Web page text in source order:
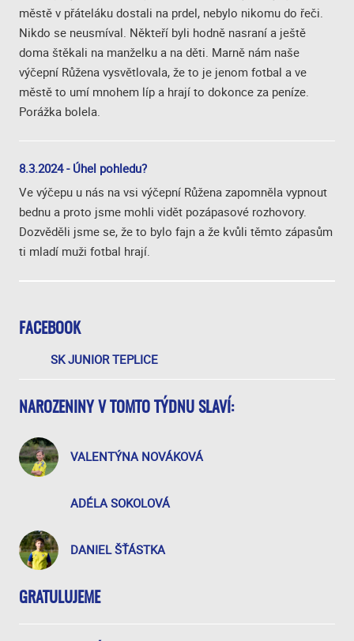
FACEBOOK
SK JUNIOR TEPLICE
NAROZENINY V TOMTO TÝDNU SLAVÍ:
VALENTÝNA NOVÁKOVÁ
ADÉLA SOKOLOVÁ
DANIEL ŠŤÁSTKA
GRATULUJEME
městě v přáteláku dostali na prdel, nebylo nikomu do řeči.
Nikdo se neusmíval. Někteří byli hodně nasraní a ještě
doma štěkali na manželku a na děti. Marně nám naše
výčepní Růžena vysvětlovala, že to je jenom fotbal a ve
městě to umí mnohem líp a hrají to dokonce za peníze.
Porážka bolela.
8.3.2024 - Úhel pohledu?
Ve výčepu u nás na vsi výčepní Růžena zapomněla vypnout
bednu a proto jsme mohli vidět pozápasové rozhovory.
Dozvěděli jsme se, že to bylo fajn a že kvůli těmto zápasům
ti mladí muži fotbal hrají.